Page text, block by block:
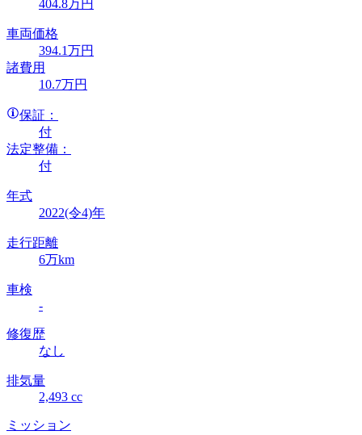
404.8万円
車両価格
394.1万円
諸費用
10.7万円
保証：
付
法定整備：
付
年式
2022(令4)年
走行距離
6万km
車検
-
修復歴
なし
排気量
2,493 cc
ミッション